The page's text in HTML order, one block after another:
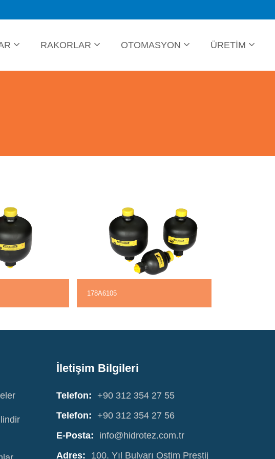
RAKORLAR OTOMASYON ÜRETİM
178A6105
İletişim Bilgileri
Telefon:
+90 312 354 27 55
Telefon:
+90 312 354 27 56
E-Posta:
info@hidrotez.com.tr
Adres:
100. Yıl Bulvarı Ostim Prestij